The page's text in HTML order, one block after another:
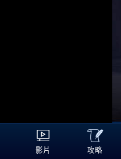
影片

攻略